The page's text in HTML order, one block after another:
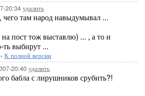
20:34 удалить
там народ навыдумывал ...
пост тож выставлю) ... , а то и
ть выбирут ...
- К полной версии
20:40 удалить
бабла с лирушников срубить?!